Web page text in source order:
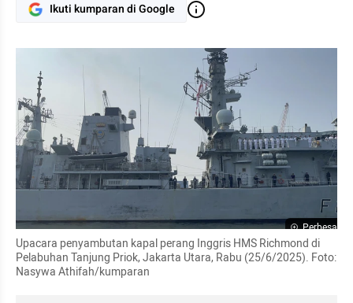
Ikuti kumparan di Google
Perbesar
Upacara penyambutan kapal perang Inggris HMS Richmond di
Pelabuhan Tanjung Priok, Jakarta Utara, Rabu (25/6/2025). Foto:
Nasywa Athifah/kumparan